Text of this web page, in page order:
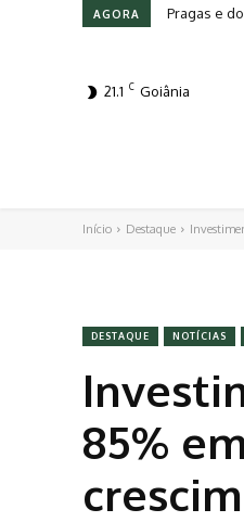
AGORA Pragas e
21.1 C Goiânia
Início Destaque
DESTAQUE NOTÍCIAS
85%